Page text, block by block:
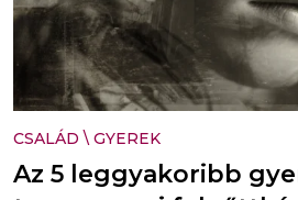
CSALÁD \ GYEREK
Az 5 leggyakoribb